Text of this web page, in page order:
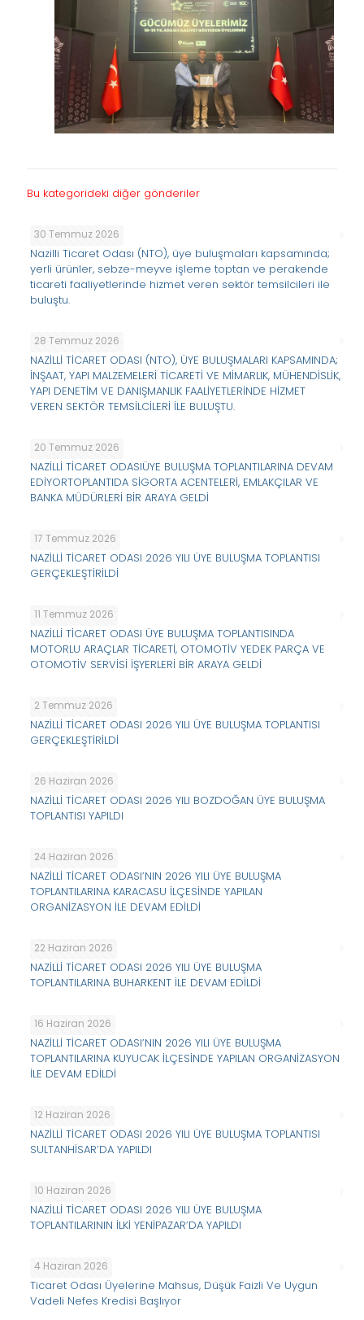
Bu kategorideki diğer gönderiler
30 Temmuz 2026
Nazilli Ticaret Odası (NTO), üye buluşmaları kapsamında;
yerli ürünler, sebze-meyve işleme toptan ve perakende
ticareti faaliyetlerinde hizmet veren sektör temsilcileri ile
buluştu.
28 Temmuz 2026
NAZİLLİ TİCARET ODASI (NTO), ÜYE BULUŞMALARI KAPSAMINDA;
İNŞAAT, YAPI MALZEMELERİ TİCARETİ VE MİMARLIK, MÜHENDİSLİK,
YAPI DENETİM VE DANIŞMANLIK FAALİYETLERİNDE HİZMET
VEREN SEKTÖR TEMSİLCİLERİ İLE BULUŞTU.
20 Temmuz 2026
NAZİLLİ TİCARET ODASIÜYE BULUŞMA TOPLANTILARINA DEVAM
EDİYORTOPLANTIDA SİGORTA ACENTELERİ, EMLAKÇILAR VE
BANKA MÜDÜRLERİ BİR ARAYA GELDİ
17 Temmuz 2026
NAZİLLİ TİCARET ODASI 2026 YILI ÜYE BULUŞMA TOPLANTISI
GERÇEKLEŞTİRİLDİ
11 Temmuz 2026
NAZİLLİ TİCARET ODASI ÜYE BULUŞMA TOPLANTISINDA
MOTORLU ARAÇLAR TİCARETİ, OTOMOTİV YEDEK PARÇA VE
OTOMOTİV SERVİSİ İŞYERLERİ BİR ARAYA GELDİ
2 Temmuz 2026
NAZİLLİ TİCARET ODASI 2026 YILI ÜYE BULUŞMA TOPLANTISI
GERÇEKLEŞTİRİLDİ
26 Haziran 2026
NAZİLLİ TİCARET ODASI 2026 YILI BOZDOĞAN ÜYE BULUŞMA
TOPLANTISI YAPILDI
24 Haziran 2026
NAZİLLİ TİCARET ODASI’NIN 2026 YILI ÜYE BULUŞMA
TOPLANTILARINA KARACASU İLÇESİNDE YAPILAN
ORGANİZASYON İLE DEVAM EDİLDİ
22 Haziran 2026
NAZİLLİ TİCARET ODASI 2026 YILI ÜYE BULUŞMA
TOPLANTILARINA BUHARKENT İLE DEVAM EDİLDİ
16 Haziran 2026
NAZİLLİ TİCARET ODASI’NIN 2026 YILI ÜYE BULUŞMA
TOPLANTILARINA KUYUCAK İLÇESİNDE YAPILAN ORGANİZASYON
İLE DEVAM EDİLDİ
12 Haziran 2026
NAZİLLİ TİCARET ODASI 2026 YILI ÜYE BULUŞMA TOPLANTISI
SULTANHİSAR’DA YAPILDI
10 Haziran 2026
NAZİLLİ TİCARET ODASI 2026 YILI ÜYE BULUŞMA
TOPLANTILARININ İLKİ YENİPAZAR’DA YAPILDI
4 Haziran 2026
Ticaret Odası Üyelerine Mahsus, Düşük Faizli Ve Uygun
Vadeli Nefes Kredisi Başlıyor